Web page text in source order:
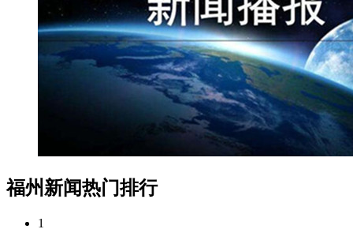
福州新闻热门排行
1